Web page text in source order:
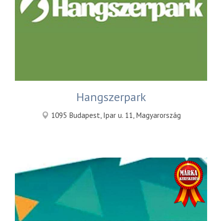
Hangszerpark
1095 Budapest, Ipar u. 11, Magyarország